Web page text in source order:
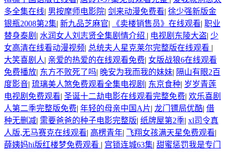
多全集在线| 男按摩师电影院| 剑来动漫免费看| 徐少强新版金
银瓶2008第2集| 新九品芝麻官| 《卖楼销售员》在线观看| 职业
替身泰剧 | 水润女人刘志贤全集剧情介绍 | 电视剧东陵大盗| 少
女高清在线看动漫视频| 总统夫人星克莱尔完整版在线观看 |
大笑喜剧人| 亲爱的热爱的在线观看免费| 女版战狼6在线观看
免费播放| 东方不败死了吗| 晚安为我而我的妹妹| 隔山有眼2百
度影音| 琉璃美人煞免费观看全集电视剧 | 东京食种| 岁岁青莲
电视剧免费观看| 圣诞十二劫电影在线观看完整免费| 欢乐喜剧
人第二季完整版免费| 年轻的母亲中国A片| 龙门镖局优酷| 借
种无删减| 需要爸爸的种子电影完整版| 纸牌屋第2季| xl司令真
人版,无马赛克在线观看| 高楞青年| 飞翔女孩满天星免费观看|
薛姨妈hi版红楼梦免费观看 | 宫锁连城63集| 甜蜜惩罚我是专门